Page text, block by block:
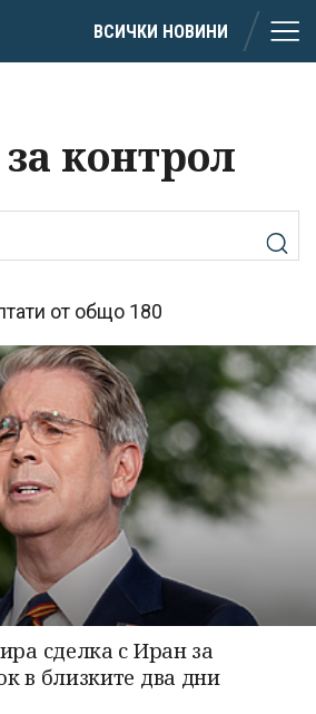
ВСИЧКИ НОВИНИ
контрол
от общо 180
сделка с Иран за
в близките два дни